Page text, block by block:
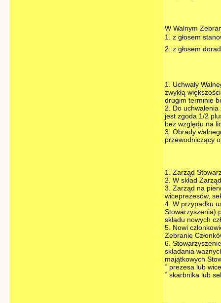
W Walnym
1. z głosem
2. z głosem
1. Uchwały
zwykłą
drugim terminie
2. Do
jest zgoda 1/2
bez względu na
3. Obrady
przewodniczący
1. Zarząd
2. W skład
3. Zarząd na
wiceprezesów,
4. W przypadku
Stowarzyszenia)
składu nowych
5. Nowi
Zebranie
6.
składania
majątkowych
ˇ prezesa lub
ˇ skarbnika lub